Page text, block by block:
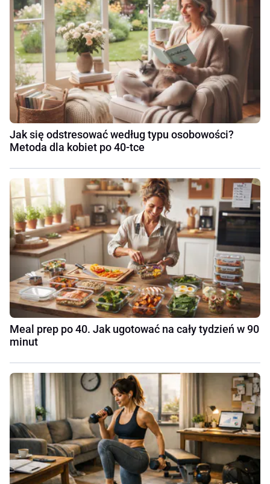
Jak się odstresować według typu osobowości?
Metoda dla kobiet po 40-tce
Meal prep po 40. Jak ugotować na cały tydzień w 90
minut